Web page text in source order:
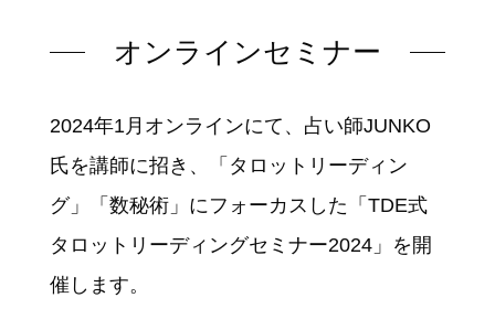
オンラインセミナー
2024年1月オンラインにて、占い師JUNKO
氏を講師に招き、「タロットリーディン
グ」「数秘術」にフォーカスした「TDE式
タロットリーディングセミナー2024」を開
催します。